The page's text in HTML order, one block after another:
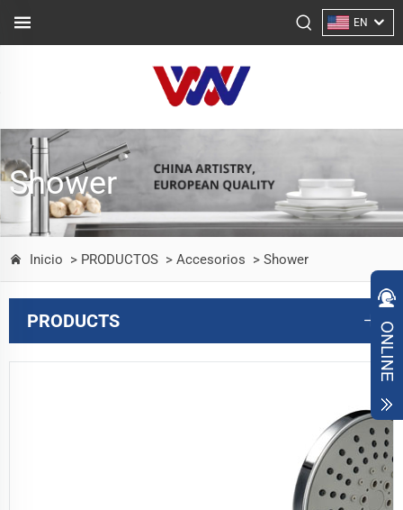
EN
Shower
Inicio > PRODUCTOS > Accesorios > Shower
PRODUCTS